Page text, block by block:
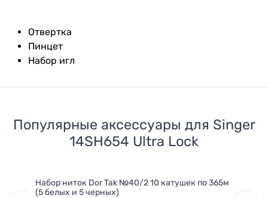
Отвертка
Пинцет
Набор игл
Популярные аксессуары для Singer
14SH654 Ultra Lock
Набор ниток Dor Tak №40/2 10 катушек по 365м
(5 белых и 5 черных)